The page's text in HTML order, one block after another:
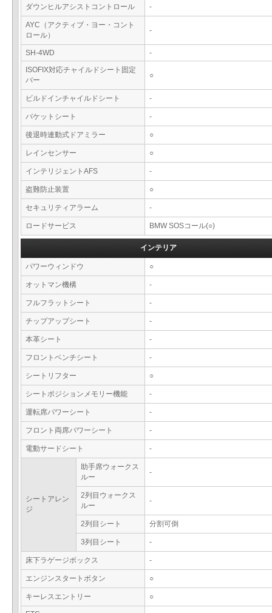
ダウンヒルアシストコントロール -
AYC（アクティブ・ヨー・コント
ロール）
-
SH-4WD
-
ISOFIX対応チャイルドシート固定
バー
○
ビルドインチャイルドシート -
バケットシート -
後退時連動式ドアミラー ○
レインセンサー ○
インテリジェントAFS -
盗難防止装置 ○
セキュリティアラーム -
ロードサービス BMW SOSコール(○)
インテリア
パワーウィンドウ ○
オットマン機構 -
フルフラットシート -
チップアップシート -
本革シート -
フロントベンチシート -
シートリフター ○
シートポジションメモリー機能 -
運転席パワーシート -
フロント両席パワーシート -
電動サードシート -
シートアレン
ジ
助手席ウォークス
ルー
-
2列目ウォークス
ルー
-
2列目シート 分割可倒
3列目シート -
床下ラゲージボックス -
エンジンスタートボタン ○
キーレスエントリー ○